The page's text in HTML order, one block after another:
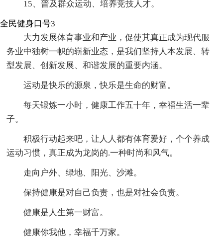
15、普及群众运动、培养竞技人才。
全民健身口号3
大力发展体育事业和产业，促使其真正成为现代服
务业中独树一帜的崭新业态，是我们坚持人本发展、转
型发展、创新发展、和谐发展的重要内涵。
运动是快乐的源泉，快乐是生命的财富。
每天锻炼一小时，健康工作五十年，幸福生活一辈
子。
积极行动起来吧，让人人都有体育爱好，个个养成
运动习惯，真正成为龙岗的.一种时尚和风气。
走向户外、绿地、阳光、沙滩。
保持健康是对自己负责，也是对社会负责。
健康是人生第一财富。
健康你我他，幸福千万家。